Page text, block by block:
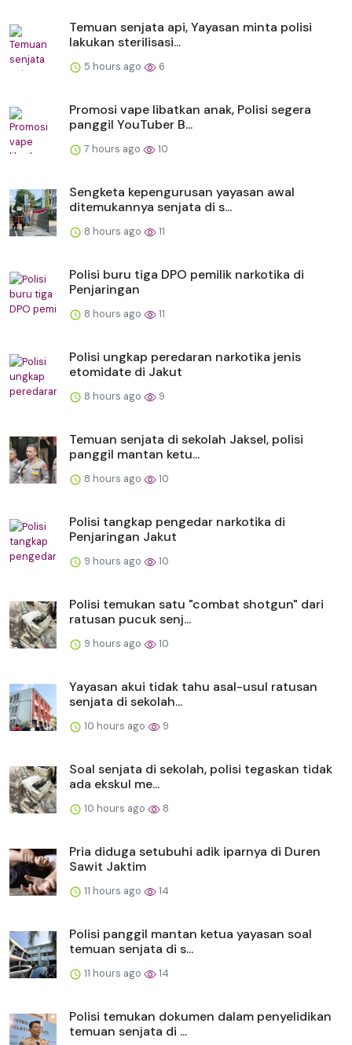
Temuan senjata api, Yayasan minta polisi
lakukan sterilisasi...
5 hours ago 6
Promosi vape libatkan anak, Polisi segera
panggil YouTuber B...
7 hours ago 10
Sengketa kepengurusan yayasan awal
ditemukannya senjata di s...
8 hours ago 11
Polisi buru tiga DPO pemilik narkotika di
Penjaringan
8 hours ago 11
Polisi ungkap peredaran narkotika jenis
etomidate di Jakut
8 hours ago 9
Temuan senjata di sekolah Jaksel, polisi
panggil mantan ketu...
8 hours ago 10
Polisi tangkap pengedar narkotika di
Penjaringan Jakut
9 hours ago 10
Polisi temukan satu "combat shotgun" dari
ratusan pucuk senj...
9 hours ago 10
Yayasan akui tidak tahu asal-usul ratusan
senjata di sekolah...
10 hours ago 9
Soal senjata di sekolah, polisi tegaskan tidak
ada ekskul me...
10 hours ago 8
Pria diduga setubuhi adik iparnya di Duren
Sawit Jaktim
11 hours ago 14
Polisi panggil mantan ketua yayasan soal
temuan senjata di s...
11 hours ago 14
Polisi temukan dokumen dalam penyelidikan
temuan senjata di ...